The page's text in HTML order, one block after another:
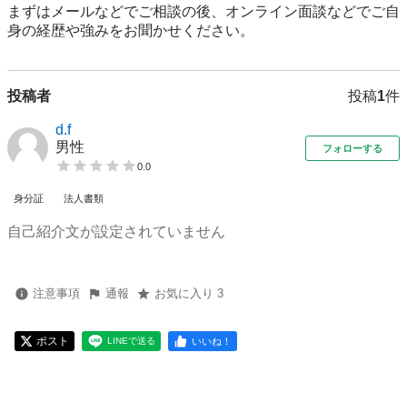
まずはメールなどでご相談の後、オンライン面談などでご自
身の経歴や強みをお聞かせください。
投稿者 投稿1件
d.f
男性
0.0
フォローする
身分証 法人書類
自己紹介文が設定されていません
注意事項 通報 お気に入り 3
ポスト LINEで送る いいね！